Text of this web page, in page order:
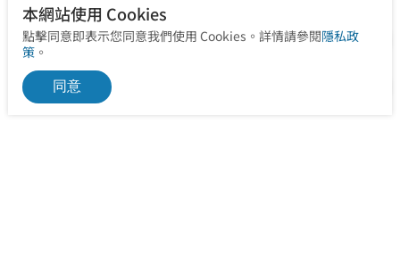
本網站使用 Cookies
點擊同意即表示您同意我們使用 Cookies。詳情請參閱隱私政
策。
同意